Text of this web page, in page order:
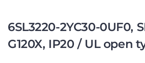
6SL3220-2YC30-0UF0,
G120X, IP20 / UL open